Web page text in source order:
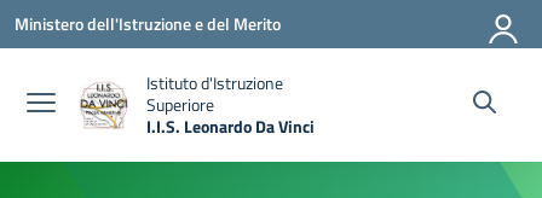
Vai ai contenuti
Vai al menu di navigazione
Vai al footer
Ministero dell'Istruzione e del Merito
Istituto d'Istruzione
Superiore
I.I.S. Leonardo Da Vinci